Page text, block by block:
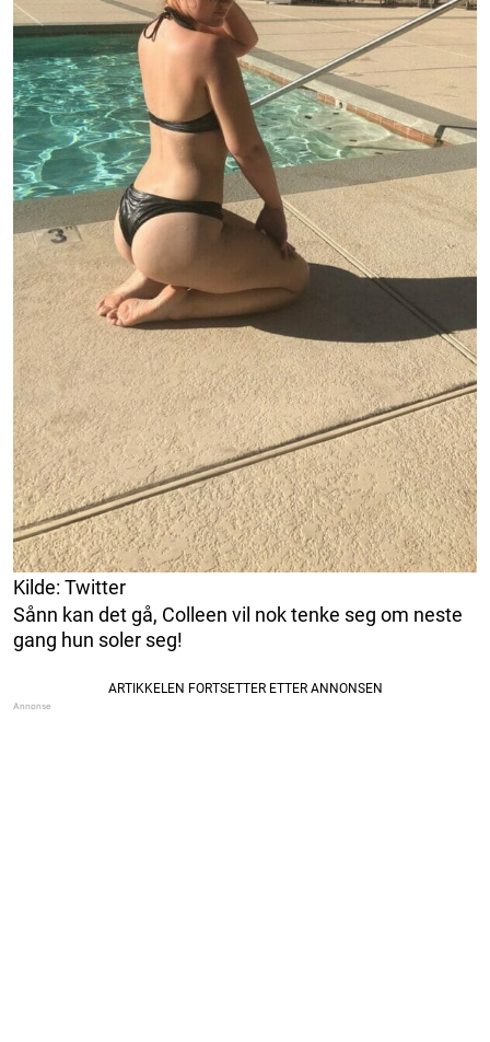
Kilde: Twitter
Sånn kan det gå, Colleen vil nok tenke seg om neste
gang hun soler seg!